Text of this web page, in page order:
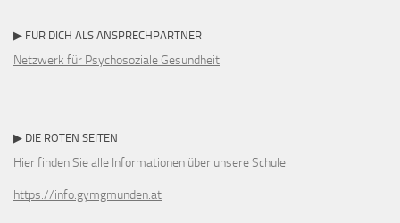
▶ FÜR DICH ALS ANSPRECHPARTNER
Netzwerk für Psychosoziale Gesundheit
▶ DIE ROTEN SEITEN
Hier finden Sie alle Informationen über unsere Schule.
https://info.gymgmunden.at